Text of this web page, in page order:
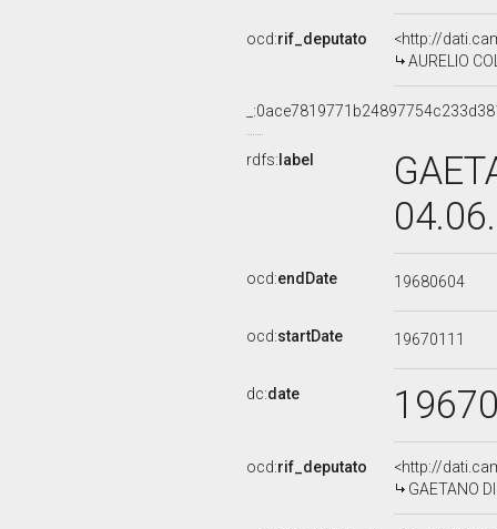
ocd:rif_deputato
<http://
AURELIO
rdfs: label
ocd:endDate 19680604
ocd:startDate 19670111
dc:date
ocd:rif_deputato
<http://
GAETANO